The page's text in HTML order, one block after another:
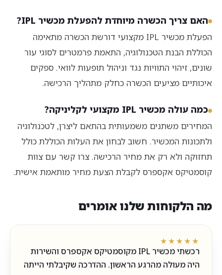
האם צריך הכשרה מיוחדת להפעלת מכשיר IPL?
הפעלת מכשיר IPL מקצועי דורשת הכשרה מתאימה
הכוללת הבנת הטכנולוגיה, התאמת פרמטרים לסוגי עור
שונים, זיהוי התוויות נגד וניהול תופעות לוואי. ספקים
איכותיים מציעים הכשרה כחלק מתהליך הרכישה.
כמה עולה מכשיר IPL מקצועי לקליניקה?
המחירים משתנים משמעותית בהתאם ליצרן, לטכנולוגיה
ולתכונות המכשיר. חשוב לבחון את העלות הכוללת כולל
תחזוקה ולא רק את מחיר הרכישה. צרו קשר עם צוות
קוסמטיקס אקספרס לקבלת הצעת מחיר מותאמת אישית.
מה הלקוחות שלנו אומרים
★★★★★
רכשתי מכשיר IPL מקוסמטיקס אקספרס והשירות
היה מעולה מהרגע הראשון. ההדרכה שקיבלתי הייתה